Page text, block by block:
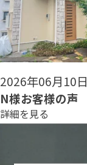
2026年06月08日
N様お客様の声
詳細を見る